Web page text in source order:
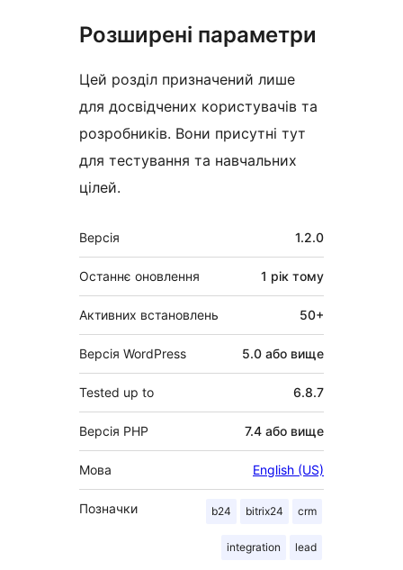
Розширені параметри
Цей розділ призначений лише
для досвідчених користувачів та
розробників. Вони присутні тут
для тестування та навчальних
цілей.
Мета
Версія 1.2.0
Останнє оновлення 1 рік тому
Активних встановлень 50+
Версія WordPress 5.0 або вище
Tested up to 6.8.7
Версія PHP 7.4 або вище
Мова English (US)
Позначки b24 bitrix24 crm
integration lead